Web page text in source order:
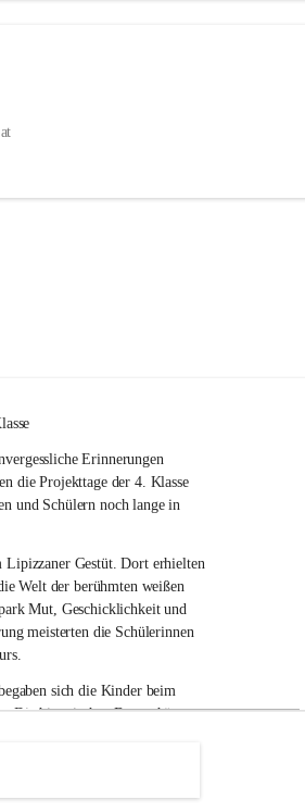
Erinnerungen
die Projekttage der 4. Klasse
und Schülern noch lange in
Lipizzaner Gestüt. Dort erhielten
Welt der berühmten weißen
Mut, Geschicklichkeit und
meisterten die Schülerinnen
sich die Kinder beim
Die historischen Bauernhäuser
Interesse entdeckte die 4.
auch so manche traditionelle